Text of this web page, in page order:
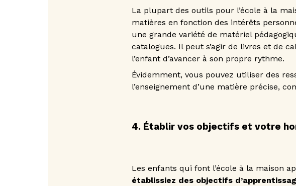
La plupart des outils pour l’école à la
matières en fonction des intérêts
une grande variété de matériel
catalogues. Il peut s’agir de livres et de
l’enfant d’avancer à son propre rythme.
Évidemment, vous pouvez utiliser des
l’enseignement d’une matière précise,
4. Établir vos objectifs et votre
Les enfants qui font l’école à la maison
établissiez des objectifs